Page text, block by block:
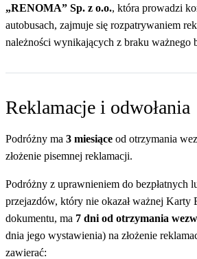
„RENOMA” Sp. z o.o., która prowadzi
autobusach, zajmuje się rozpatrywaniem
należności wynikających z braku ważnego
Reklamacje i odwołania
Podróżny ma 3 miesiące od otrzymania
złożenie pisemnej reklamacji.
Podróżny z uprawnieniem do bezpłatnych
przejazdów, który nie okazał ważnej Karty
dokumentu, ma 7 dni od otrzymania
dnia jego wystawienia) na złożenie
zawierać: